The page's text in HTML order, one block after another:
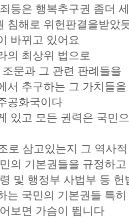
등은 행복추구권 좀더
침해로 위헌판결을받았
바뀌고 있어요
의 최상위 법으로
문과 그 관련 판례들을
서 추구하는 그 가치들
공화국이다
있고 모든 권력은 국민
로 삼고있는지 그 역사
의 기본권들을 규정하고
및 행정부 사법부 등
는 국민의 기본권들 특
보면 가슴이 뜁니다